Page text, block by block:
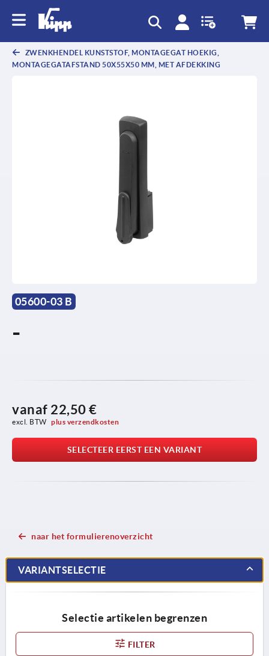
ZWENKHENDEL KUNSTSTOF, MONTAGEGAT HOEKIG,
MONTAGEGATAFSTAND 50X55X50 MM, MET AFDEKKING
05600-03 B
-
vanaf 22,50 €
excl. BTW plus verzendkosten
SELECTEER EERST EEN VARIANT
naar het formulierenoverzicht
VARIANTSELECTIE
Selectie artikelen begrenzen
FILTER